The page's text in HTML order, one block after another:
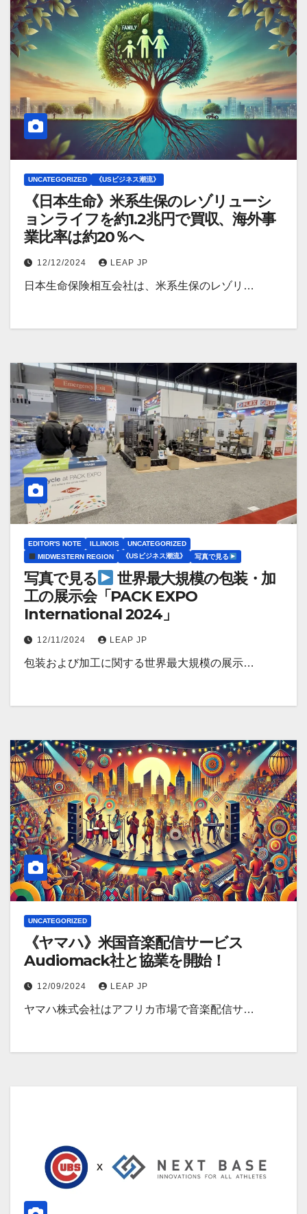
UNCATEGORIZED 《USビジネス潮流》
《日本生命》米系生保のレゾリューシ
ョンライフを約1.2兆円で買収、海外事
業比率は約20％へ
12/12/2024 LEAP JP
日本生命保険相互会社は、米系生保のレゾリ…
EDITOR'S NOTE ILLINOIS
UNCATEGORIZED
MIDWESTERN REGION
《USビジネス潮流》 写真で見る
写真で見る
世界最大規模の包装・加
工の展示会「PACK EXPO
International 2024」
12/11/2024 LEAP JP
包装および加工に関する世界最大規模の展示…
UNCATEGORIZED
《ヤマハ》米国音楽配信サービス
Audiomack社と協業を開始！
12/09/2024 LEAP JP
ヤマハ株式会社はアフリカ市場で音楽配信サ…